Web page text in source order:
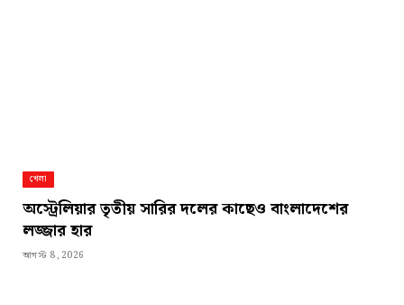
খেলা
অস্ট্রেলিয়ার তৃতীয় সারির দলের কাছেও বাংলাদেশের
লজ্জার হার
আগস্ট 8, 2026